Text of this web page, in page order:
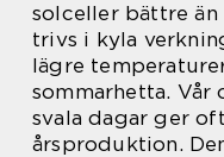
solceller bättre än
trivs i kyla
lägre
sommarhetta. Vår
svala dagar ger
årsproduktion.